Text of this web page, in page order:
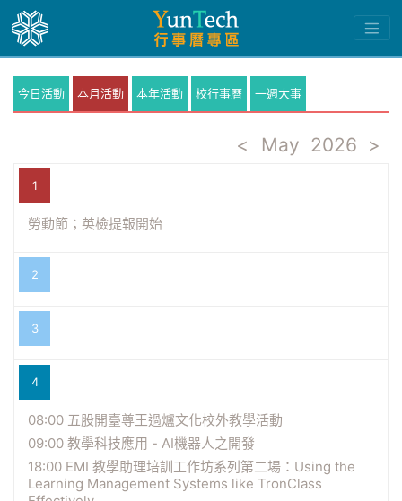
今日活動 本月活動 本年活動 校行事曆 一週大事
< May 2026 >
1
勞動節；英檢提報開始
2
3
4
08:00 五股開臺尊王過爐文化校外教學活動
09:00 教學科技應用 - AI機器人之開發
18:00 EMI 教學助理培訓工作坊系列第二場：Using the
Learning Management Systems like TronClass